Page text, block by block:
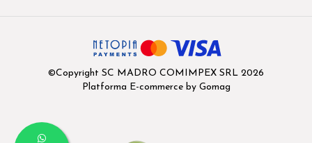
©Copyright SC MADRO COMIMPEX SRL 2026
Platforma E-commerce by Gomag